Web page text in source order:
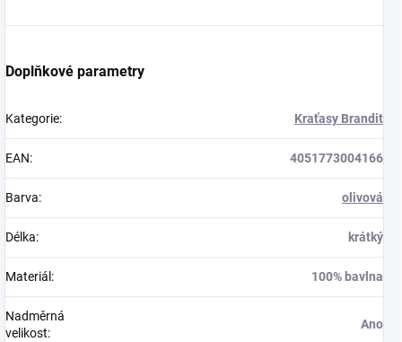
Doplňkové parametry
Kategorie: Kraťasy Brandit
EAN: 4051773004166
Barva: olivová
Délka: krátký
Materiál : 100% bavlna
Nadměrná
velikost:
Ano